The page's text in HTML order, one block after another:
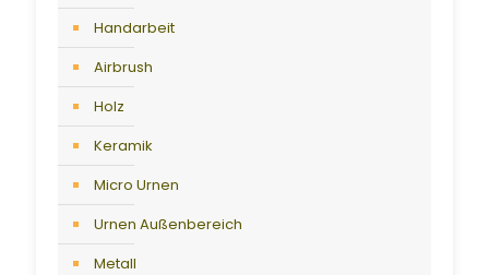
Handarbeit
Airbrush
Holz
Keramik
Micro Urnen
Urnen Außenbereich
Metall